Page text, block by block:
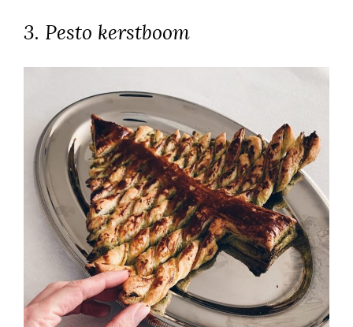
3. Pesto kerstboom